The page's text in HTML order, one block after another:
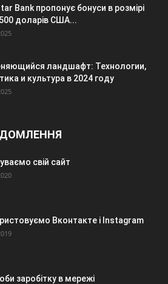
Bank пропонує бонуси в розмірі
500 доларів США...
ландшафт: Технологии,
и культура в 2024 году
свій сайт
Вконтакте і Instagram
заробітку в мережі